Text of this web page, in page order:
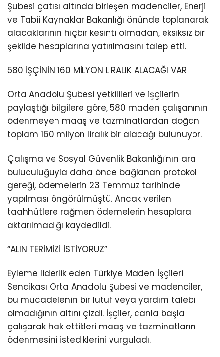
Şubesi çatısı altında birleşen madenciler, Enerji
ve Tabii Kaynaklar Bakanlığı önünde toplanarak
alacaklarının hiçbir kesinti olmadan, eksiksiz bir
şekilde hesaplarına yatırılmasını talep etti.
580 İŞÇİNİN 160 MİLYON LİRALIK ALACAĞI VAR
Orta Anadolu Şubesi yetkilileri ve işçilerin
paylaştığı bilgilere göre, 580 maden çalışanının
ödenmeyen maaş ve tazminatlardan doğan
toplam 160 milyon liralık bir alacağı bulunuyor.
Çalışma ve Sosyal Güvenlik Bakanlığı’nın ara
buluculuğuyla daha önce bağlanan protokol
gereği, ödemelerin 23 Temmuz tarihinde
yapılması öngörülmüştü. Ancak verilen
taahhütlere rağmen ödemelerin hesaplara
aktarılmadığı kaydedildi.
“ALIN TERİMİZİ İSTİYORUZ”
Eyleme liderlik eden Türkiye Maden İşçileri
Sendikası Orta Anadolu Şubesi ve madenciler,
bu mücadelenin bir lütuf veya yardım talebi
olmadığının altını çizdi. İşçiler, canla başla
çalışarak hak ettikleri maaş ve tazminatların
ödenmesini istediklerini vurguladı.